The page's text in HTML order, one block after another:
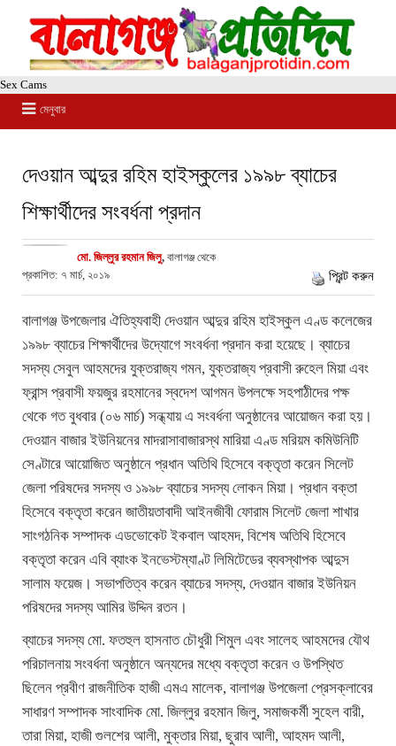
Sex Cams
মেনুবার
দেওয়ান আব্দুর রহিম হাইস্কুলের ১৯৯৮ ব্যাচের
শিক্ষার্থীদের সংবর্ধনা প্রদান
মো. জিল্লুর রহমান জিলু, বালাগঞ্জ থেকে
প্রকাশিত: ৭ মার্চ, ২০১৯
প্রিন্ট করুন
বালাগঞ্জ উপজেলার ঐতিহ্যবাহী দেওয়ান আব্দুর রহিম হাইস্কুল এণ্ড কলেজের
১৯৯৮ ব্যাচের শিক্ষার্থীদের উদ্যোগে সংবর্ধনা প্রদান করা হয়েছে। ব্যাচের
সদস্য সেবুল আহমদের যুক্তরাজ্য গমন, যুক্তরাজ্য প্রবাসী রুহেল মিয়া এবং
ফ্রান্স প্রবাসী ফয়জুর রহমানের স্বদেশ আগমন উপলক্ষে সহপাঠীদের পক্ষ
থেকে গত বুধবার (০৬ মার্চ) সন্ধ্যায় এ সংবর্ধনা অনুষ্ঠানের আয়োজন করা হয়।
দেওয়ান বাজার ইউনিয়নের মাদরাসাবাজারস্থ মারিয়া এণ্ড মরিয়ম কমিউনিটি
সেণ্টারে আয়োজিত অনুষ্ঠানে প্রধান অতিথি হিসেবে বক্তৃতা করেন সিলেট
জেলা পরিষদের সদস্য ও ১৯৯৮ ব্যাচের সদস্য লোকন মিয়া। প্রধান বক্তা
হিসেবে বক্তৃতা করেন জাতীয়তাবাদী আইনজীবী ফোরাম সিলেট জেলা শাখার
সাংগঠনিক সম্পাদক এডভোকেট ইকবাল আহমদ, বিশেষ অতিথি হিসেবে
বক্তৃতা করেন এবি ব্যাংক ইনভেস্টম্যাণ্ট লিমিটেডের ব্যবস্থাপক আব্দুস
সালাম ফয়েজ। সভাপতিত্ব করেন ব্যাচের সদস্য, দেওয়ান বাজার ইউনিয়ন
পরিষদের সদস্য আমির উদ্দিন রতন।
ব্যাচের সদস্য মো. ফতহুল হাসনাত চৌধুরী শিমুল এবং সালেহ আহমদের যৌথ
পরিচালনায় সংবর্ধনা অনুষ্ঠানে অন্যদের মধ্যে বক্তৃতা করেন ও উপস্থিত
ছিলেন প্রবীণ রাজনীতিক হাজী এমএ মালেক, বালাগঞ্জ উপজেলা প্রেসক্লাবের
সাধারণ সম্পাদক সাংবাদিক মো. জিল্লুর রহমান জিলু, সমাজকর্মী সুহেল বারী,
তারা মিয়া, হাজী গুলশের আলী, মুক্তার মিয়া, ছুরাব আলী, আহমদ আলী,